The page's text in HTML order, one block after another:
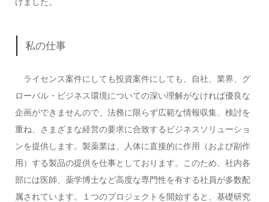
けました。
私の仕事
ライセンス案件にしても投資案件にしても、自社、業界、グ
ローバル・ビジネス環境についての深い理解がなければ優良な
企画ができませんので、法務に限らず広範な情報収集、検討を
重ね、さまざまな経営の要求に合致するビジネスソリューショ
ンを提供します。製薬業は、人体に直接的に作用（および副作
用）する製品の提供を仕事としております。このため、社内各
部には医師、薬学博士など高度な専門性を有する社員が多数配
属されています。１つのプロジェクトを開始すると、基礎研究